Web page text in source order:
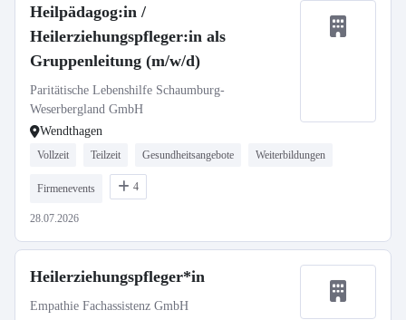
Heilpädagog:in /
Heilerziehungspfleger:in als
Gruppenleitung (m/w/d)
Paritätische Lebenshilfe Schaumburg-
Weserbergland GmbH
Wendthagen
Vollzeit Teilzeit Gesundheitsangebote Weiterbildungen
Firmenevents 4
28.07.2026
Heilerziehungspfleger*in
Empathie Fachassistenz GmbH